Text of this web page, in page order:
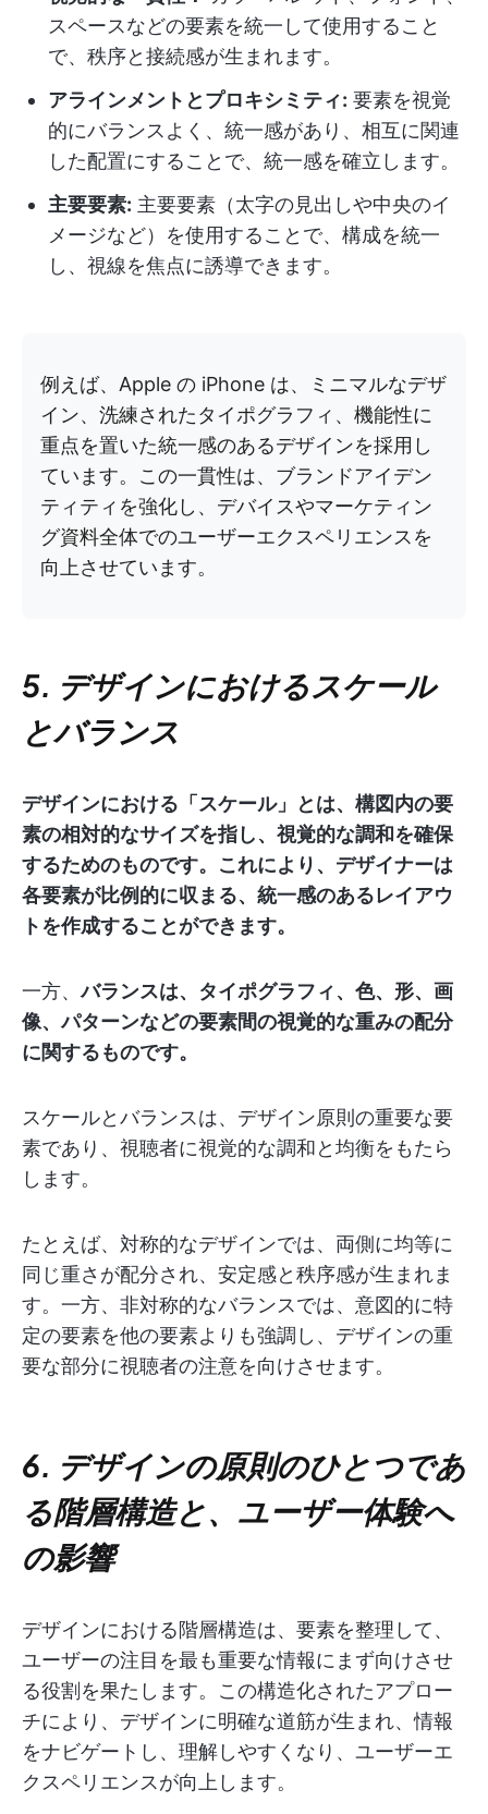
スペースなどの要素を統一して使用すること
で、秩序と接続感が生まれます。
アラインメントとプロキシミティ: 要素を視覚
的にバランスよく、統一感があり、相互に関連
した配置にすることで、統一感を確立します。
主要要素: 主要要素（太字の見出しや中央のイ
メージなど）を使用することで、構成を統一
し、視線を焦点に誘導できます。
例えば、Apple の iPhone は、ミニマルなデザ
イン、洗練されたタイポグラフィ、機能性に
重点を置いた統一感のあるデザインを採用し
ています。この一貫性は、ブランドアイデン
ティティを強化し、デバイスやマーケティン
グ資料全体でのユーザーエクスペリエンスを
向上させています。
5. デザインにおけるスケール
とバランス
デザインにおける「スケール」とは、構図内の要
素の相対的なサイズを指し、視覚的な調和を確保
するためのものです。これにより、デザイナーは
各要素が比例的に収まる、統一感のあるレイアウ
トを作成することができます。
一方、バランスは、タイポグラフィ、色、形、画
像、パターンなどの要素間の視覚的な重みの配分
に関するものです。
スケールとバランスは、デザイン原則の重要な要
素であり、視聴者に視覚的な調和と均衡をもたら
します。
たとえば、対称的なデザインでは、両側に均等に
同じ重さが配分され、安定感と秩序感が生まれま
す。一方、非対称的なバランスでは、意図的に特
定の要素を他の要素よりも強調し、デザインの重
要な部分に視聴者の注意を向けさせます。
6. デザインの原則のひとつであ
る階層構造と、ユーザー体験へ
の影響
デザインにおける階層構造は、要素を整理して、
ユーザーの注目を最も重要な情報にまず向けさせ
る役割を果たします。この構造化されたアプロー
チにより、デザインに明確な道筋が生まれ、情報
をナビゲートし、理解しやすくなり、ユーザーエ
クスペリエンスが向上します。